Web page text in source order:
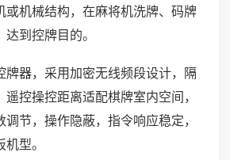
或机械结构，在麻将机洗牌、码牌
到控牌目的。
牌器，采用加密无线频段设计，隔
控操控距离适配棋牌室内空间，
节，操作隐蔽，指令响应稳定，
型。